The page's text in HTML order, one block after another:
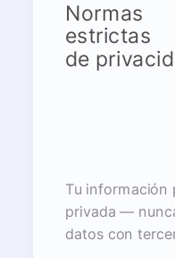
Normas
estrictas
de
Tu información
privada —
datos con